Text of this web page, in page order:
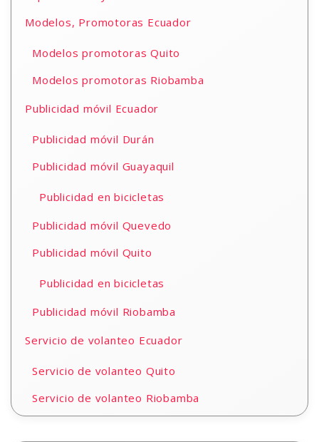
Modelos, Promotoras Ecuador
Modelos promotoras Quito
Modelos promotoras Riobamba
Publicidad móvil Ecuador
Publicidad móvil Durán
Publicidad móvil Guayaquil
Publicidad en bicicletas
Publicidad móvil Quevedo
Publicidad móvil Quito
Publicidad en bicicletas
Publicidad móvil Riobamba
Servicio de volanteo Ecuador
Servicio de volanteo Quito
Servicio de volanteo Riobamba